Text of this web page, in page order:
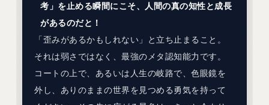
考」を止める瞬間にこそ、人間の真の知性と成長
があるのだと！
「歪みがあるかもしれない」と立ち止まること。
それは弱さではなく、最強のメタ認知能力です。
コートの上で、あるいは人生の岐路で、色眼鏡を
外し、ありのままの世界を見つめる勇気を持って